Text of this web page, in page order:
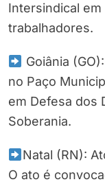
Intersindical
trabalhadores.
Goiânia
no Paço
em Defesa dos
Soberania.
Natal (RN):
O ato é